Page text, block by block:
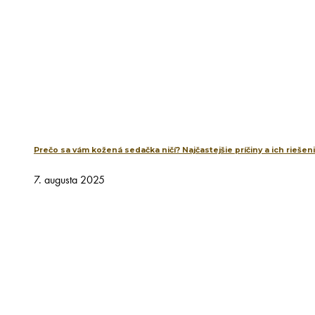
Prečo sa vám kožená sedačka ničí? Najčastejšie príčiny a ich
7. augusta 2025